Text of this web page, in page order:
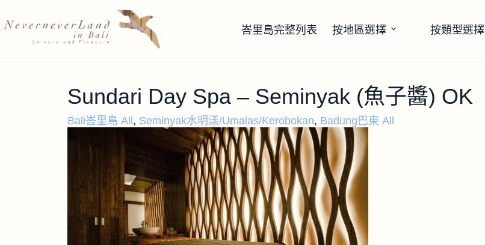
峇里島完整列表 按地區選擇 按類型選擇
Sundari Day Spa – Seminyak (魚子醬) OK
Bali峇里島 All , Seminyak水明漾/Umalas/Kerobokan, Badung巴東 All